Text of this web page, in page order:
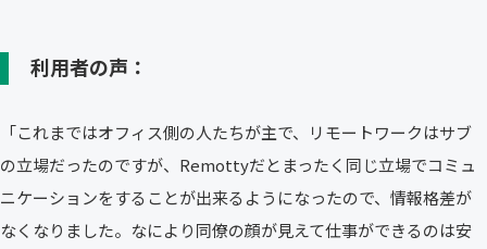
利用者の声：
「これまではオフィス側の人たちが主で、リモートワークはサブ
の立場だったのですが、Remottyだとまったく同じ立場でコミュ
ニケーションをすることが出来るようになったので、情報格差が
なくなりました。なにより同僚の顔が見えて仕事ができるのは安